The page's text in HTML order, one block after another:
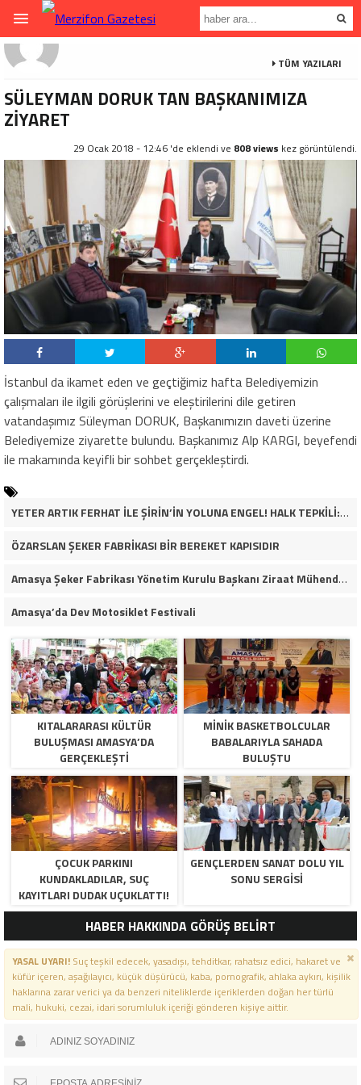
TÜM YAZILARI
SÜLEYMAN DORUK TAN BAŞKANIMIZA
ZİYARET
29 Ocak 2018 - 12:46 'de eklendi ve 808 views kez görüntülendi.
İstanbul da ikamet eden ve geçtiğimiz hafta Belediyemizin
çalışmaları ile ilgili görüşlerini ve eleştirilerini dile getiren
vatandaşımız Süleyman DORUK, Başkanımızın daveti üzerine
Belediyemize ziyarette bulundu. Başkanımız Alp KARGI, beyefendi
ile makamında keyifli bir sohbet gerçekleştirdi.
YETER ARTIK FERHAT İLE ŞİRİN’İN YOLUNA ENGEL! HALK TEPKİLİ: “YOLU KAPATMAK ÇÖZÜM DEĞİL, GÖREVİNİ YAP!”
ÖZARSLAN ŞEKER FABRİKASI BİR BEREKET KAPISIDIR
Amasya Şeker Fabrikası Yönetim Kurulu Başkanı Ziraat Mühendisi Ahmet ÖZARSLAN’ın Mevlid Kandili Mesajı
Amasya’da Dev Motosiklet Festivali
KITALARARASI KÜLTÜR
BULUŞMASI AMASYA’DA
GERÇEKLEŞTI
MINIK BASKETBOLCULAR
BABALARIYLA SAHADA
BULUŞTU
ÇOCUK PARKINI
KUNDAKLADILAR, SUÇ
KAYITLARI DUDAK UÇUKLATTI!
GENÇLERDEN SANAT DOLU YIL
SONU SERGISI
HABER HAKKINDA GÖRÜŞ BELİRT
YASAL UYARI!Suç teşkil edecek, yasadışı, tehditkar, rahatsız edici, hakaret ve
küfür içeren, aşağılayıcı, küçük düşürücü, kaba, pornografik, ahlaka aykırı, kişilik
haklarına zarar verici ya da benzeri niteliklerde içeriklerden doğan her türlü
mali, hukuki, cezai, idari sorumluluk içeriği gönderen kişiye aittir.